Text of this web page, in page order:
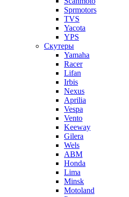
Sprmotors
TVS
Yacota
YPS
Скутеры
Yamaha
Racer
Lifan
Irbis
Nexus
Aprilia
Vespa
Vento
Keeway
Gilera
Wels
ABM
Honda
Lima
Minsk
Motoland